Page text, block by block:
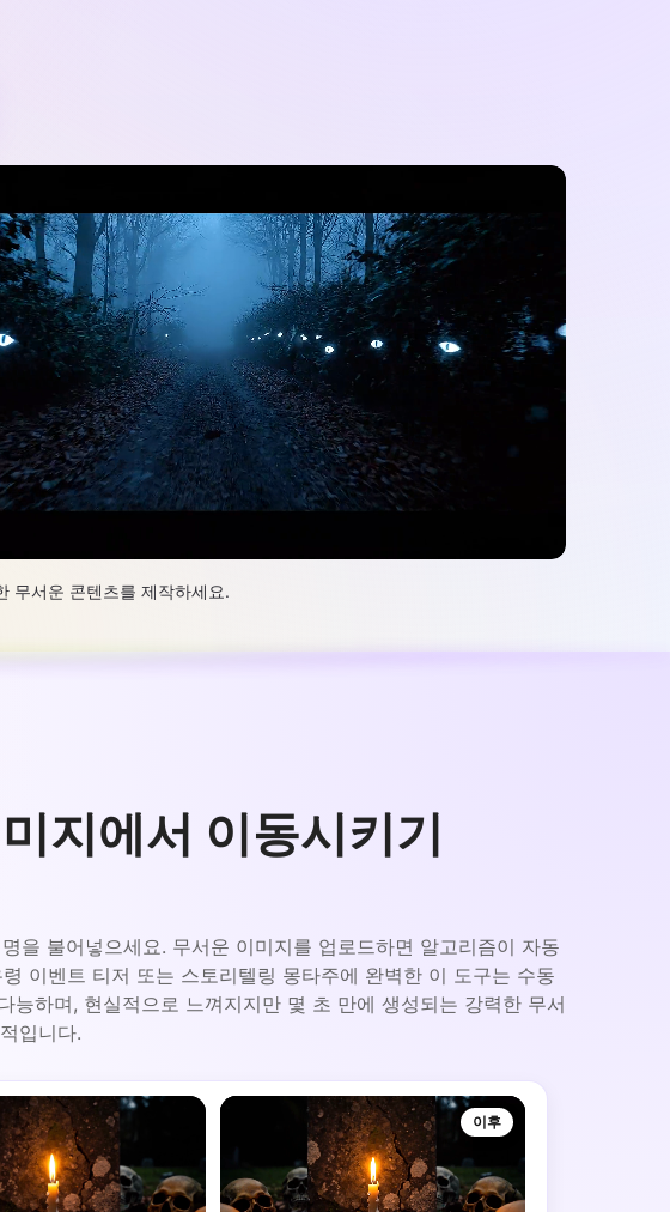
무서운 콘텐츠를 제작하세요.
지에서 이동시키기
을 불어넣으세요. 무서운 이미지를 업로드하면 알고리즘이 자동
이벤트 티저 또는 스토리텔링 몽타주에 완벽한 이 도구는 수동
하며, 현실적으로 느껴지지만 몇 초 만에 생성되는 강력한 무서
입니다.
이후